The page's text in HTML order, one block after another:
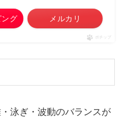
ング メルカリ
ポチップ
泳ぎ・波動のバランスが